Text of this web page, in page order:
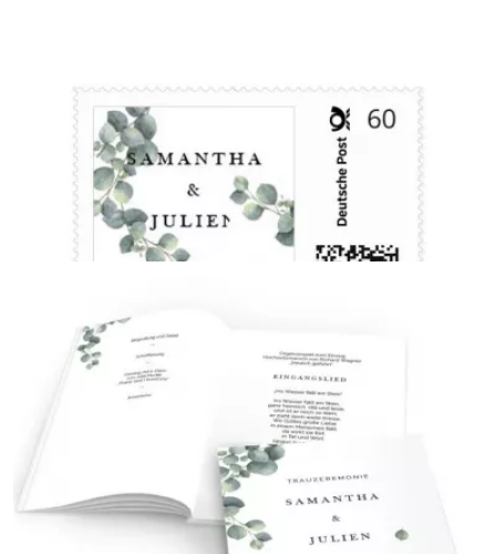
Banderole für Taschentücher
{farbicons}
Briefmarke
{farbicons}